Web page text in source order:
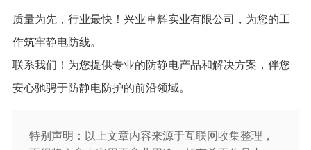
质量为先，行业最快！兴业卓辉实业有限公司，为您的工
作筑牢静电防线。
联系我们！为您提供专业的防静电产品和解决方案，伴您
安心驰骋于防静电防护的前沿领域。
特别声明：以上文章内容来源于互联网收集整理，